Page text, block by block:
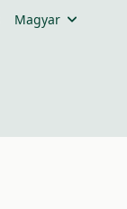
Magyar